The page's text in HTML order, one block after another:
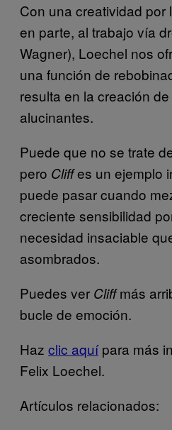
Con una creatividad por
en parte, al trabajo vía
Wagner), Loechel nos
una función de
resulta en la creación
alucinantes.
Puede que no se trate
pero Cliffes un ejemplo
puede pasar cuando
creciente sensibilidad
necesidad insaciable
asombrados.
Puedes ver Cliffmás
bucle de emoción.
Haz clic aquípara más
Felix Loechel.
Artículos relacionados: